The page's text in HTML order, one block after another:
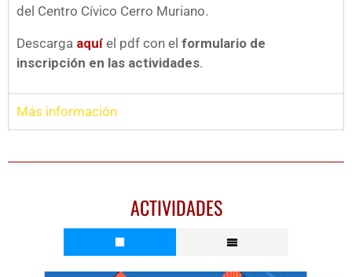
del Centro Cívico Cerro Muriano.
Descarga aquí el pdf con el formulario de
inscripción en las actividades.
Más información
ACTIVIDADES